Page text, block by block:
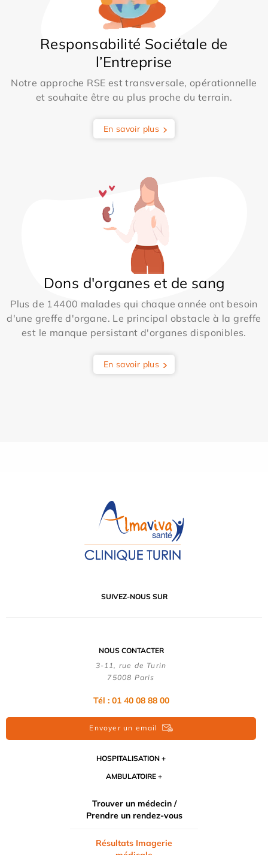
Responsabilité Sociétale de
l’Entreprise
Notre approche RSE est transversale, opérationnelle
et souhaite être au plus proche du terrain.
En savoir plus
Dons d'organes et de sang
Plus de 14400 malades qui chaque année ont besoin
d'une greffe d'organe. Le principal obstacle à la greffe
est le manque persistant d'organes disponibles.
En savoir plus
SUIVEZ-NOUS SUR
NOUS CONTACTER
3-11, rue de Turin
75008 Paris
Tél : 01 40 08 88 00
Envoyer un email
HOSPITALISATION
AMBULATOIRE
Trouver un médecin /
Prendre un rendez-vous
Résultats Imagerie